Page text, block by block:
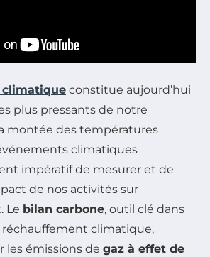
constitue aujourd’hui
plus pressants de notre
montée des températures
climatiques
impératif de mesurer et de
de nos activités sur
Le bilan carbone, outil clé dans
climatique,
les émissions de gaz à effet de